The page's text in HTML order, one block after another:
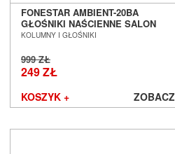
Chord
Cocktail Audio
Crystal Cable
Cyrus
Dali
dCS
DLS
FONESTAR AMBIENT-20BA
GŁOŚNIKI NAŚCIENNE SALON
POZNAŃ WROCŁAW --- EX-DEMO --
KOLUMNY I GŁOŚNIKI
999 ZŁ
249 ZŁ
KOSZYK + ZOBACZ